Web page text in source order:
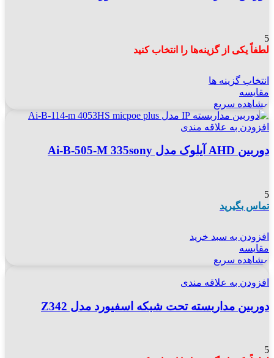
5
لطفاً یکی از گزینه‌ها را انتخاب کنید
انتخاب گزینه ها
مقایسه
مشاهده سریع
افزودن به علاقه مندی
دوربین AHD آیلوک مدل Ai-B-505-M 335sony
5
تماس بگیرید
افزودن به سبد خرید
مقایسه
مشاهده سریع
افزودن به علاقه مندی
دوربین مداربسته تحت شبکه اسفیورد مدل Z342
5